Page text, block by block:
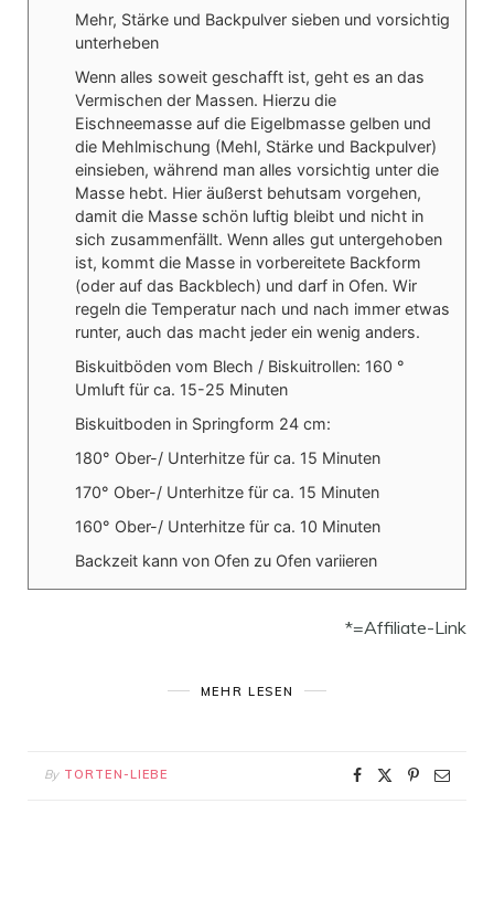
Mehr, Stärke und Backpulver sieben und vorsichtig
unterheben
Wenn alles soweit geschafft ist, geht es an das
Vermischen der Massen. Hierzu die
Eischneemasse auf die Eigelbmasse gelben und
die Mehlmischung (Mehl, Stärke und Backpulver)
einsieben, während man alles vorsichtig unter die
Masse hebt. Hier äußerst behutsam vorgehen,
damit die Masse schön luftig bleibt und nicht in
sich zusammenfällt. Wenn alles gut untergehoben
ist, kommt die Masse in vorbereitete Backform
(oder auf das Backblech) und darf in Ofen. Wir
regeln die Temperatur nach und nach immer etwas
runter, auch das macht jeder ein wenig anders.
Biskuitböden vom Blech / Biskuitrollen: 160 °
Umluft für ca. 15-25 Minuten
Biskuitboden in Springform 24 cm:
180° Ober-/ Unterhitze für ca. 15 Minuten
170° Ober-/ Unterhitze für ca. 15 Minuten
160° Ober-/ Unterhitze für ca. 10 Minuten
Backzeit kann von Ofen zu Ofen variieren
*=Affiliate-Link
MEHR LESEN
By TORTEN-LIEBE